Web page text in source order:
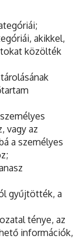
akikkel,
közölték
vagy az
a személyes
gyűjtötték, a
ténye, az
információk,